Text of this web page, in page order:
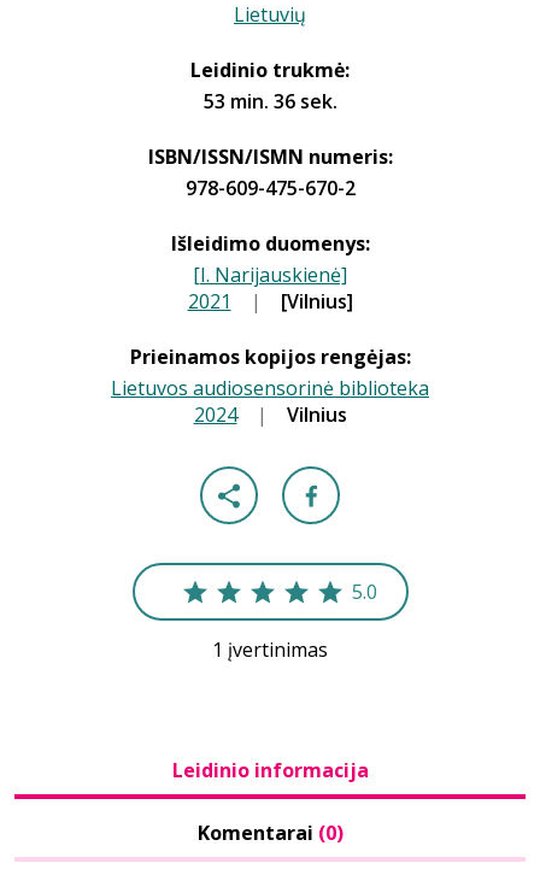
Lietuvių
Leidinio trukmė:
53 min. 36 sek.
ISBN/ISSN/ISMN numeris:
978-609-475-670-2
Išleidimo duomenys:
[I. Narijauskienė]
2021 | [Vilnius]
Prieinamos kopijos rengėjas:
Lietuvos audiosensorinė biblioteka
2024 | Vilnius
5.0
1 įvertinimas
Leidinio informacija
Komentarai (0)